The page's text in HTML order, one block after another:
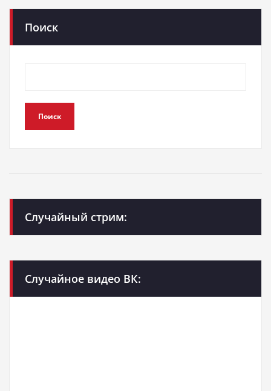
Поиск
Поиск
Случайный стрим:
Случайное видео ВК: